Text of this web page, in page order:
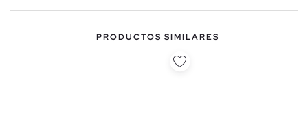
PRODUCTOS SIMILARES